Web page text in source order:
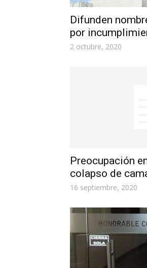
Difunden
por
2 octubre, 2020
Preocupación
colapso de
16 septiembre, 2020